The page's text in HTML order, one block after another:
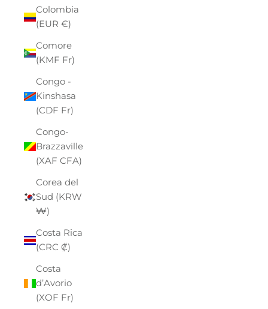
Colombia
(EUR €)
Comore
(KMF Fr)
Congo -
Kinshasa
(CDF Fr)
Congo-
Brazzaville
(XAF CFA)
Corea del
Sud (KRW
₩)
Costa Rica
(CRC ₡)
Costa
d’Avorio
(XOF Fr)